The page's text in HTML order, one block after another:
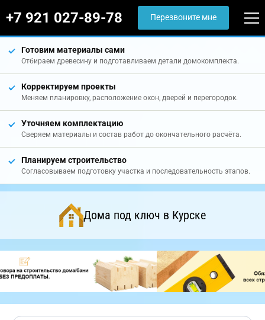
+7 921 027-89-78 Перезвоните мне
Готовим материалы сами
Отбираем древесину и подготавливаем детали домокомплекта.
Корректируем проекты
Меняем планировку, расположение окон, дверей и перегородок.
Уточняем комплектацию
Сверяем материалы и состав работ до окончательного расчёта.
Планируем строительство
Согласовываем подготовку участка и последовательность этапов.
Дома под ключ в Курске